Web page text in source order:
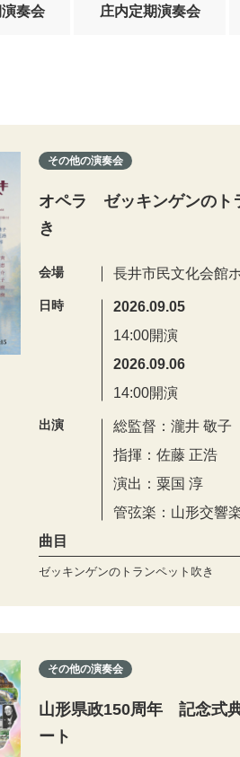
奏会 庄内定期演奏会
その他の演奏会
オペラ ゼッキンゲンのト
き
会場 長井市民文化会館
日時
2026.09.05
14:00開演
2026.09.06
14:00開演
出演
総監督：瀧井 敬子
指揮：佐藤 正浩
演出：粟国 淳
管弦楽：山形交響
曲目
ゼッキンゲンのトランペット吹き
その他の演奏会
山形県政150周年 記念式
ート